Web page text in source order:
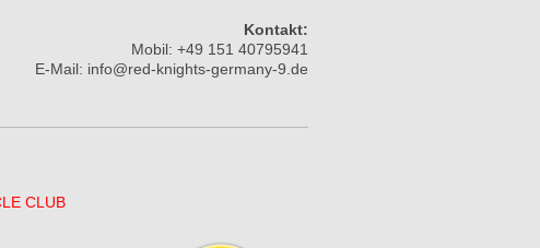
Kontakt:
Mobil: +49 151 40795941
E-Mail: info@red-knights-germany-9.de
CLUB